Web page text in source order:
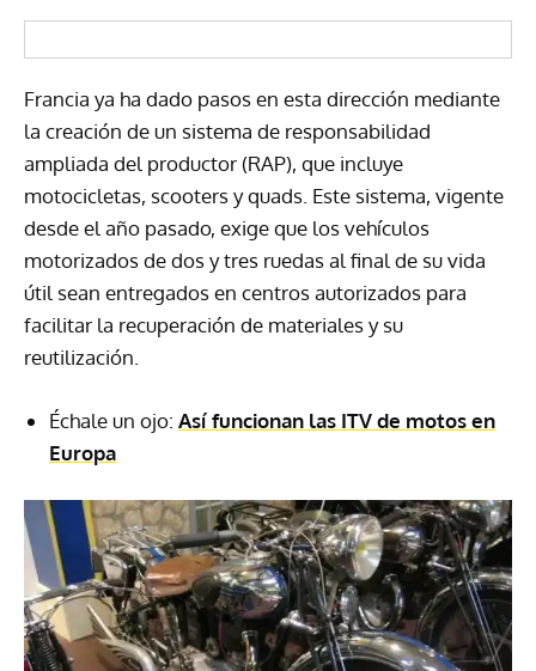
Francia ya ha dado pasos en esta dirección mediante
la creación de un sistema de responsabilidad
ampliada del productor (RAP), que incluye
motocicletas, scooters y quads. Este sistema, vigente
desde el año pasado, exige que los vehículos
motorizados de dos y tres ruedas al final de su vida
útil sean entregados en centros autorizados para
facilitar la recuperación de materiales y su
reutilización.
Échale un ojo: Así funcionan las ITV de motos en
Europa